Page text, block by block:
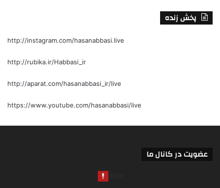
پخش زنده
http://instagram.com/hasanabbasi.live
http://rubika.ir/Habbasi_ir
http://aparat.com/hasanabbasi_ir/live
https://www.youtube.com/hasanabbasi/live
عضویت در کانال ما